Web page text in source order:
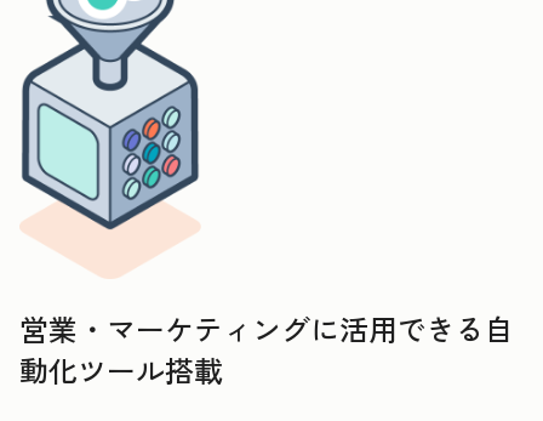
営業・マーケティングに活用できる自
動化ツール搭載